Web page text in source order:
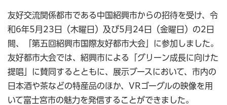
友好交流関係都市である中国紹興市からの招待を受け、令
和6年5月23日（木曜日）及び5月24日（金曜日）の2日
間、「第五回紹興市国際友好都市大会」に参加しました。
友好都市大会では、紹興市による「グリーン成長に向けた
提唱」に賛同するとともに、展示ブースにおいて、市内の
日本酒や茶などの特産品のほか、VRゴーグルの映像を用
いて富士宮市の魅力を発信することができました。